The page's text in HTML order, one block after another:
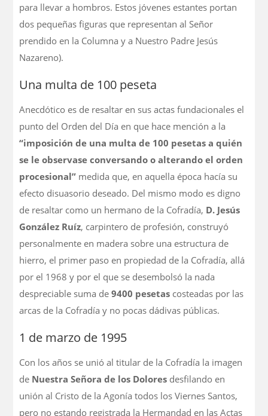
para llevar a hombros. Estos jóvenes estantes portan
dos pequeñas figuras que representan al Señor
prendido en la Columna y a Nuestro Padre Jesús
Nazareno).
Una multa de 100 peseta
Anecdótico es de resaltar en sus actas fundacionales el
punto del Orden del Día en que hace mención a la
“imposición de una multa de 100 pesetas a quién
se le observase conversando o alterando el orden
procesional” medida que, en aquella época hacía su
efecto disuasorio deseado. Del mismo modo es digno
de resaltar como un hermano de la Cofradía, D. Jesús
González Ruíz, carpintero de profesión, construyó
personalmente en madera sobre una estructura de
hierro, el primer paso en propiedad de la Cofradía, allá
por el 1968 y por el que se desembolsó la nada
despreciable suma de9400 pesetas costeadas por las
arcas de la Cofradía y no pocas dádivas públicas.
1 de marzo de 1995
Con los años se unió al titular de la Cofradía la imagen
de Nuestra Señora de los Dolores desfilando en
unión al Cristo de la Agonía todos los Viernes Santos,
pero no estando registrada la Hermandad en las Actas